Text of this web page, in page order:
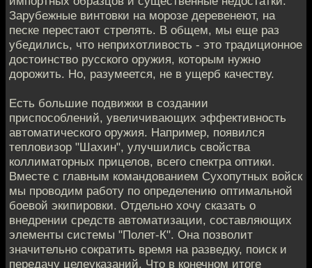
Зарубежные винтовки на морозе деревенеют, на
песке перестают стрелять. В общем, мы еще раз
убедились, что неприхотливость - это традиционное
достоинство русского оружия, которым нужно
дорожить. Но, разумеется, не в ущерб качеству.
Есть большие подвижки в создании
приспособлений, увеличивающих эффективность
автоматического оружия. Например, появился
тепловизор "Шахин", улучшились свойства
коллиматорных прицелов, всего спектра оптики.
Вместе с главным командованием Сухопутных войск
мы проводим работу по определению оптимальной
боевой экипировки. Отдельно хочу сказать о
внедрении средств автоматизации, составляющих
элементы системы "Полет-К". Она позволит
значительно сократить время на разведку, поиск и
передачу целеуказаний. Что в конечном итоге